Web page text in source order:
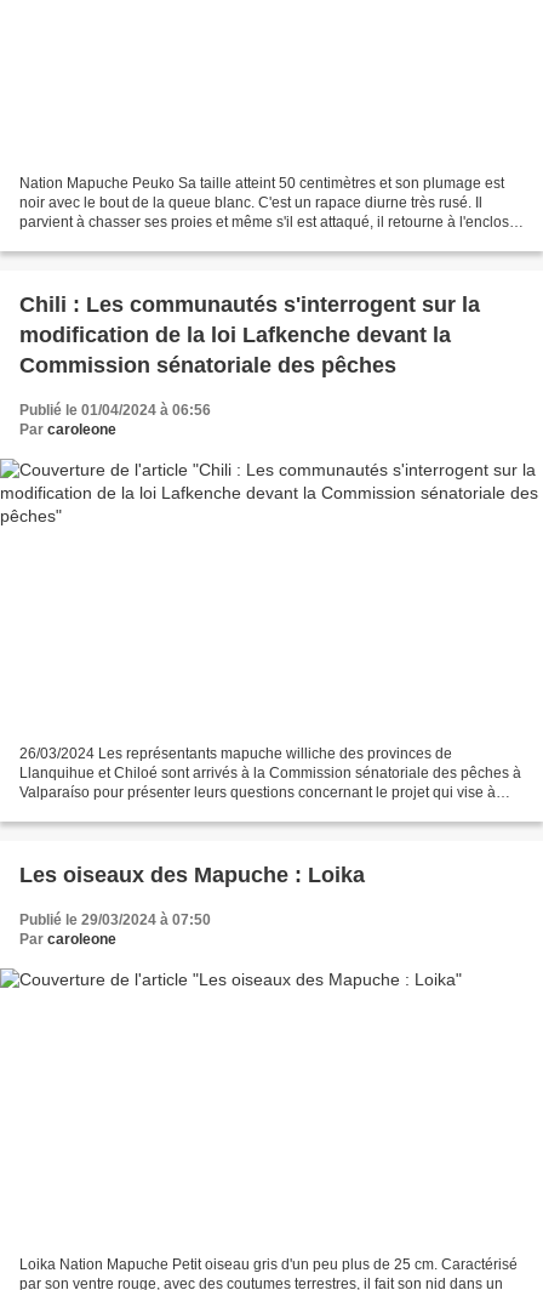
Nation Mapuche Peuko Sa taille atteint 50 centimètres et son plumage est
noir avec le bout de la queue blanc. C'est un rapace diurne très rusé. Il
parvient à chasser ses proies et même s'il est attaqué, il retourne à l'enclos0
Chili : Les communautés s'interrogent sur la
modification de la loi Lafkenche devant la
Commission sénatoriale des pêches
Publié le 01/04/2024 à 06:56
Par caroleone
26/03/2024 Les représentants mapuche williche des provinces de
Llanquihue et Chiloé sont arrivés à la Commission sénatoriale des pêches à
Valparaíso pour présenter leurs questions concernant le projet qui vise à
Les oiseaux des Mapuche : Loika
Publié le 29/03/2024 à 07:50
Par caroleone
Loika Nation Mapuche Petit oiseau gris d'un peu plus de 25 cm. Caractérisé
par son ventre rouge, avec des coutumes terrestres, il fait son nid dans un